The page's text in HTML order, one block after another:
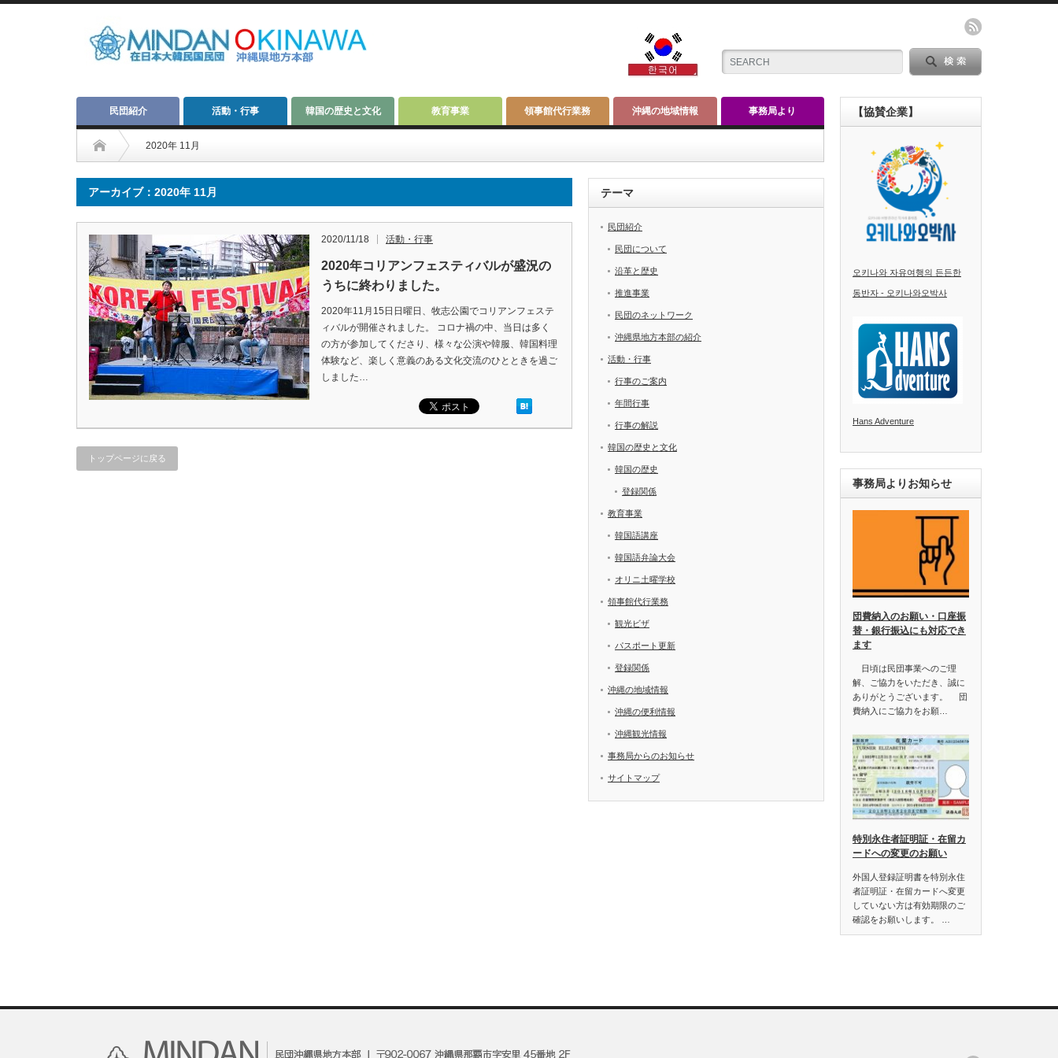
民団紹介 活動・行事 韓国の歴史と文化 教育事業 領事館代行業務 沖縄の地域情報 事務局より
2020年 11月
アーカイブ：2020年 11月
2020/11/18 活動・行事
2020年コリアンフェスティバルが盛況の
うちに終わりました。
2020年11月15日日曜日、牧志公園でコリアンフェステ
ィバルが開催されました。 コロナ禍の中、当日は多く
の方が参加してくださり、様々な公演や韓服、韓国料理
体験など、楽しく意義のある文化交流のひとときを過ご
しました…
トップページに戻る
テーマ
民団紹介
民団について
沿革と歴史
推進事業
民団のネットワーク
沖縄県地方本部の紹介
活動・行事
行事のご案内
年間行事
行事の解説
韓国の歴史と文化
韓国の歴史
登録関係
教育事業
韓国語講座
韓国語弁論大会
オリニ土曜学校
領事館代行業務
観光ビザ
パスポート更新
登録関係
沖縄の地域情報
沖縄の便利情報
沖縄観光情報
事務局からのお知らせ
サイトマップ
【協賛企業】
오키나와 자유여행의 든든한
동반자 - 오키나와오박사
Hans Adventure
事務局よりお知らせ
団費納入のお願い・口座振
替・銀行振込にも対応でき
ます
日頃は民団事業へのご理
解、ご協力をいただき、誠に
ありがとうございます。 団
費納入にご協力をお願…
特別永住者証明証・在留カ
ードへの変更のお願い
外国人登録証明書を特別永住
者証明証・在留カードへ変更
していない方は有効期限のご
確認をお願いします。 …